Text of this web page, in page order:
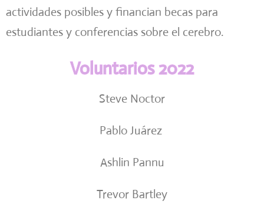
actividades posibles y financian becas para
estudiantes y conferencias sobre el cerebro.
Voluntarios 2022
Steve Noctor
Pablo Juárez
Ashlin Pannu
Trevor Bartley